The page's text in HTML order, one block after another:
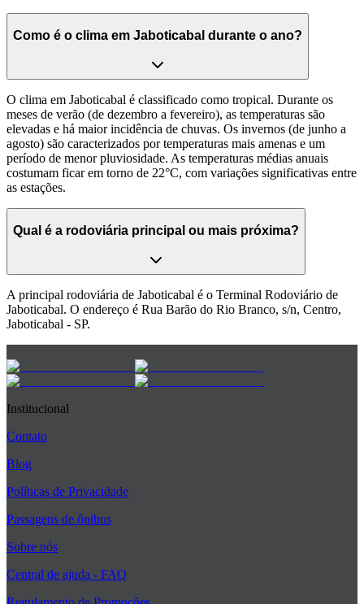
Como é o clima em Jaboticabal durante o ano?
O clima em Jaboticabal é classificado como tropical. Durante os
meses de verão (de dezembro a fevereiro), as temperaturas são
elevadas e há maior incidência de chuvas. Os invernos (de junho a
agosto) são caracterizados por temperaturas mais amenas e um
período de menor pluviosidade. As temperaturas médias anuais
costumam ficar em torno de 22°C, com variações significativas entre
as estações.
Qual é a rodoviária principal ou mais próxima?
A principal rodoviária de Jaboticabal é o Terminal Rodoviário de
Jaboticabal. O endereço é Rua Barão do Rio Branco, s/n, Centro,
Jaboticabal - SP.
Institucional
Contato
Blog
Políticas de Privacidade
Passagens de ônibus
Sobre nós
Central de ajuda - FAQ